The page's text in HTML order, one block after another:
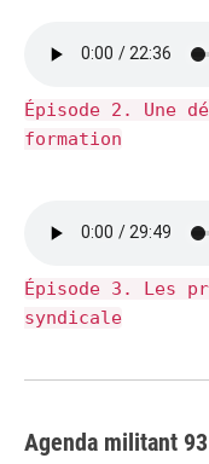
Épisode 2. Une
formation
Épisode 3. Les
syndicale
Agenda militant 93